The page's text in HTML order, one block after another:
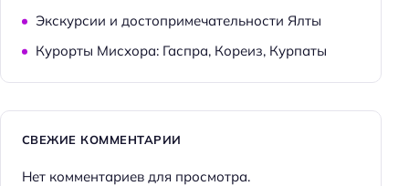
Парковка
Бесплатная
Главное
Wi-fi
Бассейн
Экскурсии и достопримечательности Ялты
Курорты Мисхора: Гаспра, Кореиз, Курпаты
СВЕЖИЕ КОММЕНТАРИИ
Нет комментариев для просмотра.